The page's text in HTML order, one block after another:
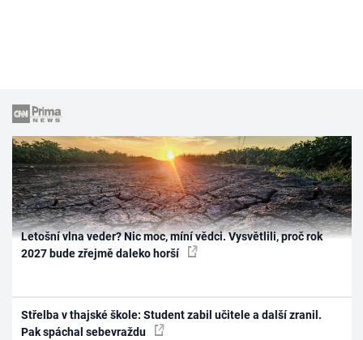
Letošní vlna veder? Nic moc, míní vědci. Vysvětlili, proč rok
2027 bude zřejmě daleko horší
Střelba v thajské škole: Student zabil učitele a další zranil.
Pak spáchal sebevraždu